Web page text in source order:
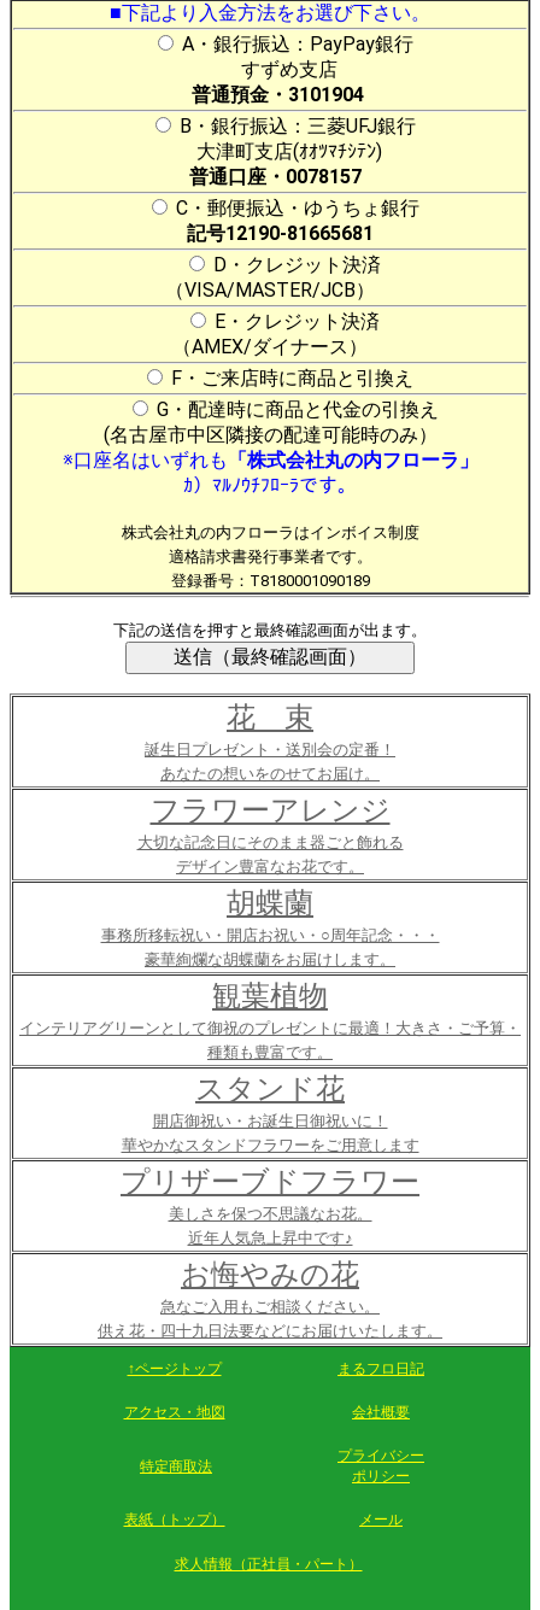
■下記より入金方法をお選び下さい。
A・銀行振込：PayPay銀行
すずめ支店
普通預金・3101904
B・銀行振込：三菱UFJ銀行
大津町支店(ｵｵﾂﾏﾁｼﾃﾝ)
普通口座・0078157
C・郵便振込・ゆうちょ銀行
記号12190-81665681
D・クレジット決済
（VISA/MASTER/JCB）
E・クレジット決済
（AMEX/ダイナース）
F・ご来店時に商品と引換え
G・配達時に商品と代金の引換え
(名古屋市中区隣接の配達可能時のみ）
※口座名はいずれも 「株式会社丸の内フローラ」
ｶ）ﾏﾙﾉｳﾁﾌﾛｰﾗです。
株式会社丸の内フローラはインボイス制度
適格請求書発行事業者です。
登録番号：T8180001090189
下記の送信を押すと最終確認画面が出ます。
花 束
誕生日プレゼント・送別会の定番！
あなたの想いをのせてお届け。
フラワーアレンジ
大切な記念日にそのまま器ごと飾れる
デザイン豊富なお花です。
胡蝶蘭
事務所移転祝い・開店お祝い・○周年記念・・・
豪華絢爛な胡蝶蘭をお届けします。
観葉植物
インテリアグリーンとして御祝のプレゼントに最適！大きさ・ご予算・
種類も豊富です。
スタンド花
開店御祝い・お誕生日御祝いに！
華やかなスタンドフラワーをご用意します
プリザーブドフラワー
美しさを保つ不思議なお花。
近年人気急上昇中です♪
お悔やみの花
急なご入用もご相談ください。
供え花・四十九日法要などにお届けいたします。
↑ページトップ まるフロ日記
アクセス・地図 会社概要
特定商取法
プライバシー
ポリシー
表紙（トップ） メール
求人情報（正社員・パート）